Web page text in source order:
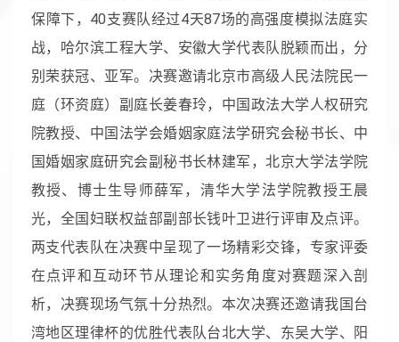
保障下，40支赛队经过4天87场的高强度模拟法庭实
战，哈尔滨工程大学、安徽大学代表队脱颖而出，分
别荣获冠、亚军。决赛邀请北京市高级人民法院民一
庭（环资庭）副庭长姜春玲，中国政法大学人权研究
院教授、中国法学会婚姻家庭法学研究会秘书长、中
国婚姻家庭研究会副秘书长林建军，北京大学法学院
教授、博士生导师薛军，清华大学法学院教授王晨
光，全国妇联权益部副部长钱叶卫进行评审及点评。
两支代表队在决赛中呈现了一场精彩交锋，专家评委
在点评和互动环节从理论和实务角度对赛题深入剖
析，决赛现场气氛十分热烈。本次决赛还邀请我国台
湾地区理律杯的优胜代表队台北大学、东吴大学、阳